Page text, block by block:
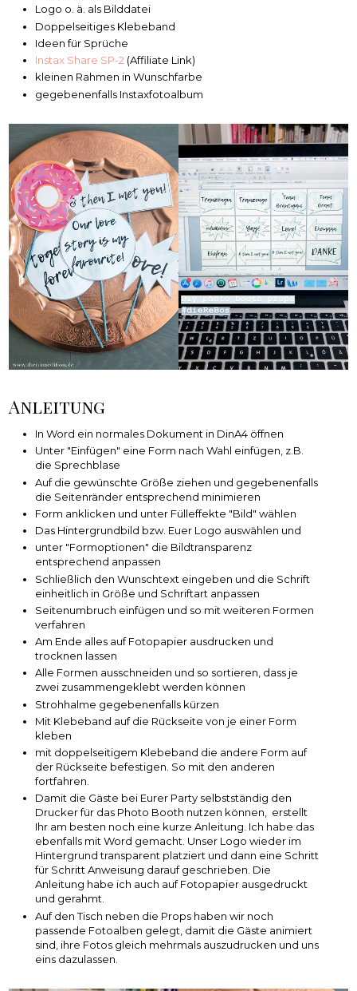
Logo o. ä. als Bilddatei
Doppelseitiges Klebeband
Ideen für Sprüche
Instax Share SP-2(Affiliate Link)
kleinen Rahmen in Wunschfarbe
gegebenenfalls Instaxfotoalbum
Anleitung
In Word ein normales Dokument in DinA4 öffnen
Unter "Einfügen" eine Form nach Wahl einfügen, z.B.
die Sprechblase
Auf die gewünschte Größe ziehen und gegebenenfalls
die Seitenränder entsprechend minimieren
Form anklicken und unter Fülleffekte "Bild" wählen
Das Hintergrundbild bzw. Euer Logo auswählen und
unter "Formoptionen" die Bildtransparenz
entsprechend anpassen
Schließlich den Wunschtext eingeben und die Schrift
einheitlich in Größe und Schriftart anpassen
Seitenumbruch einfügen und so mit weiteren Formen
verfahren
Am Ende alles auf Fotopapier ausdrucken und
trocknen lassen
Alle Formen ausschneiden und so sortieren, dass je
zwei zusammengeklebt werden können
Strohhalme gegebenenfalls kürzen
Mit Klebeband auf die Rückseite von je einer Form
kleben
mit doppelseitigem Klebeband die andere Form auf
der Rückseite befestigen. So mit den anderen
fortfahren.
Damit die Gäste bei Eurer Party selbstständig den
Drucker für das Photo Booth nutzen können, erstellt
Ihr am besten noch eine kurze Anleitung. Ich habe das
ebenfalls mit Word gemacht. Unser Logo wieder im
Hintergrund transparent platziert und dann eine Schritt
für Schritt Anweisung darauf geschrieben. Die
Anleitung habe ich auch auf Fotopapier ausgedruckt
und gerahmt.
Auf den Tisch neben die Props haben wir noch
passende Fotoalben gelegt, damit die Gäste animiert
sind, ihre Fotos gleich mehrmals auszudrucken und uns
eins dazulassen.